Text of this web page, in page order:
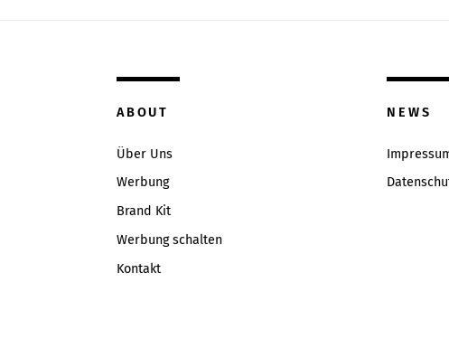
ABOUT
Über Uns
Werbung
Brand Kit
Werbung schalten
Kontakt
NEWS